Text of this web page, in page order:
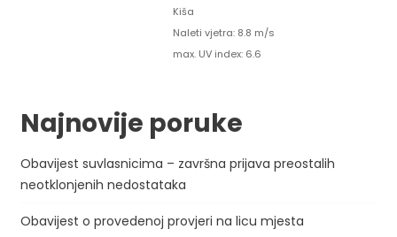
Kiša
Naleti vjetra: 8.8 m/s
max. UV index: 6.6
Najnovije poruke
Obavijest suvlasnicima – završna prijava preostalih
neotklonjenih nedostataka
Obavijest o provedenoj provjeri na licu mjesta